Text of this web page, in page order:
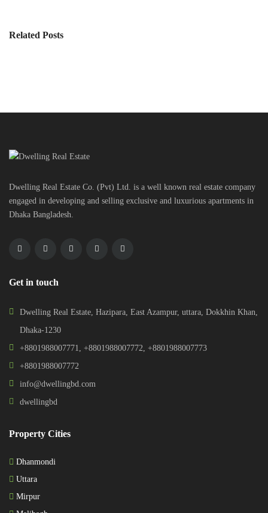
Related Posts
Dwelling Real Estate Co. (Pvt) Ltd. is a well known real estate company
engaged in developing and selling exclusive and luxurious apartments in
Dhaka Bangladesh.
Get in touch
Dwelling Real Estate, Hazipara, East Azampur, uttara, Dokkhin Khan,
Dhaka-1230
+8801988007771
+8801988007772 +8801988007773
+8801988007772
info@dwellingbd.com
dwellingbd
Property Cities
Dhanmondi
Uttara
Mirpur